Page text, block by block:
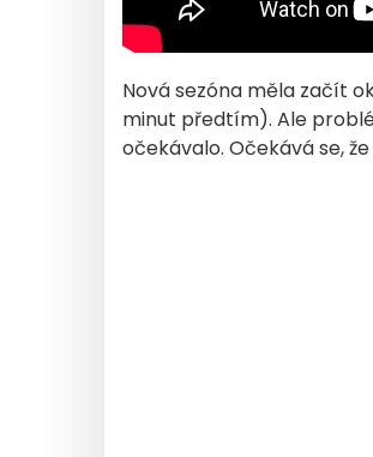
Nová sezóna měla začít
minut předtím). Ale
očekávalo. Očekává se,